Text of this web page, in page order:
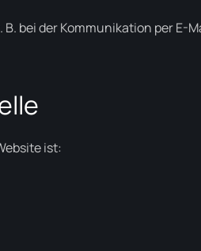
bei der Kommunikation per
ist: